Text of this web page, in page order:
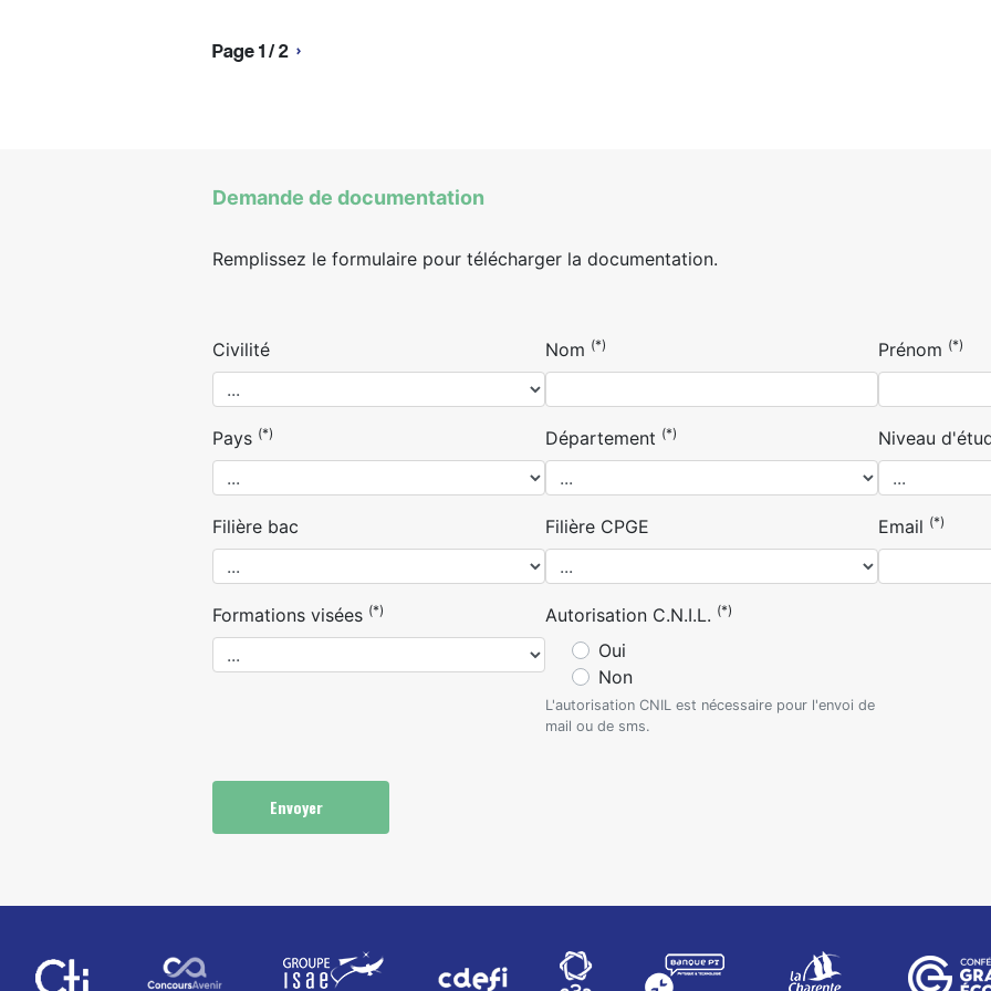
Page 1 / 2 ›
Demande de documentation
Remplissez le formulaire pour télécharger la documentation.
Civilité Nom (*) Prénom (*)
Pays (*) Département (*) Niveau
Filière bac Filière CPGE Email (*)
Formations visées (*) Autorisation C.N.I.L. (*)
Oui
Non
L'autorisation CNIL est nécessaire pour l'envoi de
mail ou de sms.
Envoyer